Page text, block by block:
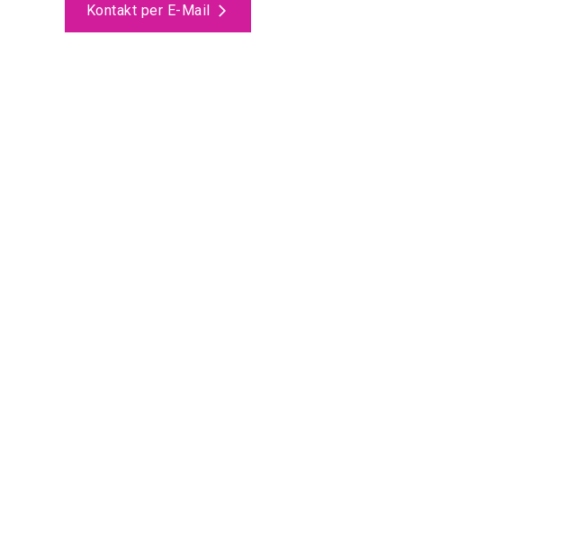
Kontakt per E-Mail